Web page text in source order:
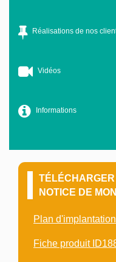
Réalisations de nos
Vidéos
Informations
NOTICE DE
Plan
Fiche produit